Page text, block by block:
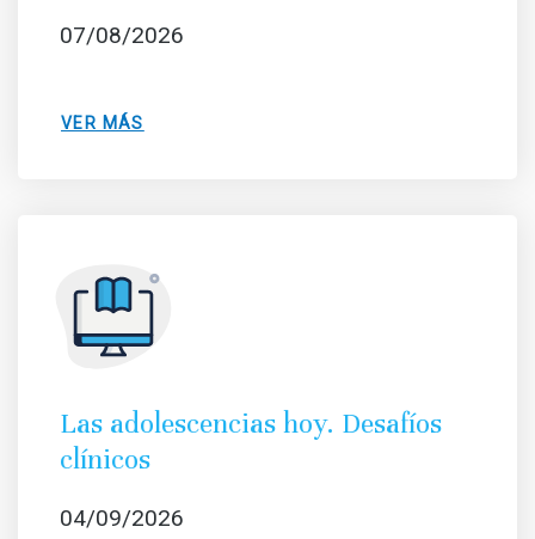
07/08/2026
VER MÁS
Las adolescencias hoy. Desafíos
clínicos
04/09/2026